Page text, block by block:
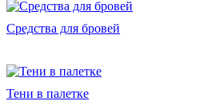
Средства для бровей
Тени в палетке